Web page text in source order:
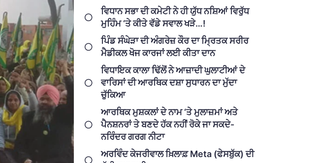
ਵਿਧਾਨ ਸਭਾ ਦੀ ਕਮੇਟੀ ਨੇ ਹੀ ਯੁੱਧ ਨਸ਼ਿਆਂ ਵਿਰੁੱਧ
ਮੁਹਿੰਮ ‘ਤੇ ਕੀਤੇ ਵੱਡੇ ਸਵਾਲ ਖੜੇ…!
ਪਿੰਡ ਸੰਘੇੜਾ ਦੀ ਅੰਗਰੇਜ਼ ਕੌਰ ਦਾ ਮ੍ਰਿਤਕ ਸਰੀਰ
ਮੈਡੀਕਲ ਖੋਜ ਕਾਰਜਾਂ ਲਈ ਕੀਤਾ ਦਾਨ
ਵਿਧਾਇਕ ਕਾਲਾ ਢਿੱਲੋਂ ਨੇ ਆਜ਼ਾਦੀ ਘੁਲਾਟੀਆਂ ਦੇ
ਵਾਰਿਸਾਂ ਦੀ ਆਰਥਿਕ ਦਸ਼ਾ ਸੁਧਾਰਨ ਦਾ ਮੁੱਦਾ
ਚੁੱਕਿਆ
ਆਰਥਿਕ ਮੁਸ਼ਕਲਾਂ ਦੇ ਨਾਮ ‘ਤੇ ਮੁਲਾਜ਼ਮਾਂ ਅਤੇ
ਪੈਨਸ਼ਨਰਾਂ ਤੇ ਬਣਦੇ ਹੱਕ ਨਹੀਂ ਰੋਕੇ ਜਾ ਸਕਦੇ-
ਨਰਿੰਦਰ ਗਰਗ ਨੀਟਾ
ਅਰਵਿੰਦ ਕੇਜਰੀਵਾਲ ਖ਼ਿਲਾਫ਼ Meta (ਫੇਸਬੁੱਕ) ਦੀ